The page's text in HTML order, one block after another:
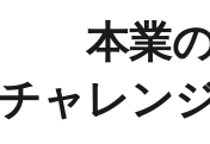
本業
チャレン